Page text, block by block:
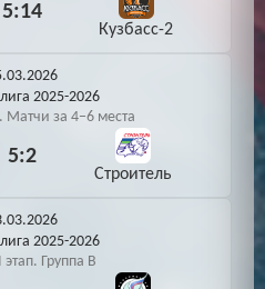
5:14
Кузбасс-2
2025-2026
Матчи за 4−6 места
5:2
Строитель
2025-2026
Группа В